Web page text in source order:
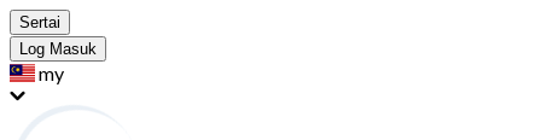
Sertai
Log Masuk
my